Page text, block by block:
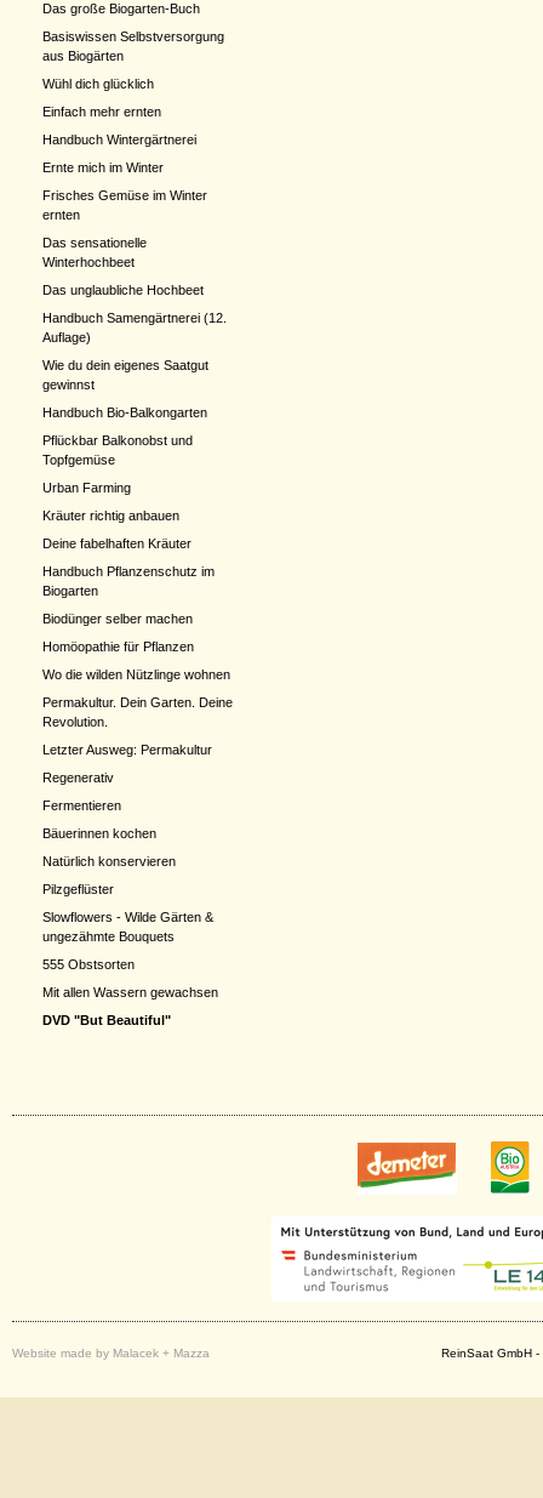
Das große Biogarten-Buch
Basiswissen Selbstversorgung
aus Biogärten
Wühl dich glücklich
Einfach mehr ernten
Handbuch Wintergärtnerei
Ernte mich im Winter
Frisches Gemüse im Winter
ernten
Das sensationelle
Winterhochbeet
Das unglaubliche Hochbeet
Handbuch Samengärtnerei (12.
Auflage)
Wie du dein eigenes Saatgut
gewinnst
Handbuch Bio-Balkongarten
Pflückbar Balkonobst und
Topfgemüse
Urban Farming
Kräuter richtig anbauen
Deine fabelhaften Kräuter
Handbuch Pflanzenschutz im
Biogarten
Biodünger selber machen
Homöopathie für Pflanzen
Wo die wilden Nützlinge wohnen
Permakultur. Dein Garten. Deine
Revolution.
Letzter Ausweg: Permakultur
Regenerativ
Fermentieren
Bäuerinnen kochen
Natürlich konservieren
Pilzgeflüster
Slowflowers - Wilde Gärten &
ungezähmte Bouquets
555 Obstsorten
Mit allen Wassern gewachsen
DVD "But Beautiful"
Website made by Malacek + Mazza ReinSaat GmbH